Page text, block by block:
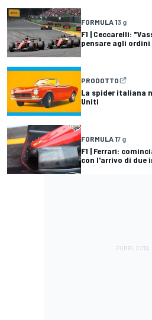
FORMULA 13 g
F1 | Ceccarelli:
pensare agli
PRODOTTO
La spider italiana
Uniti
FORMULA 17 g
F1 | Ferrari:
con l'arrivo di due